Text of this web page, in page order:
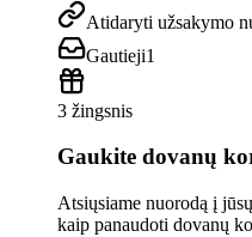
Atidaryti užsakymo
Gautieji1
3 žingsnis
Gaukite dovanų
Atsiųsiame nuorodą į
kaip panaudoti dovanų